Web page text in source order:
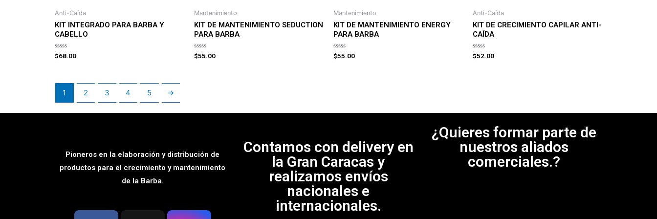
Anti-Caída
KIT INTEGRADO PARA BARBA Y
CABELLO
Rated
0
$68.00
Mantenimiento
KIT DE MANTENIMIENTO SEDUCTION
PARA BARBA
Rated
0
$55.00
Mantenimiento
KIT DE MANTENIMIENTO ENERGY
PARA BARBA
Rated
0
$55.00
Anti-Caída
KIT DE CRECIMIENTO CAPILAR ANTI-
CAÍDA
Rated
0
$52.00
1 2 3 4 5 →
Pioneros en la elaboración y distribución de
productos para el crecimiento y mantenimiento
de la Barba.
Contamos con delivery en
la Gran Caracas y
realizamos envíos
nacionales e
internacionales.
¿Quieres formar parte de
nuestros aliados
comerciales.?